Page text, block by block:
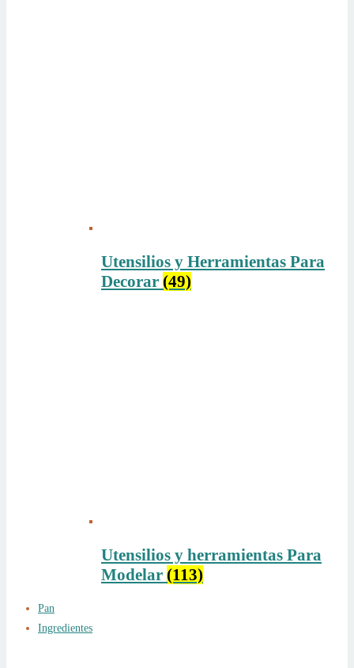
Utensilios y Herramientas Para
Decorar (49)
Utensilios y herramientas Para
Modelar (113)
Pan
Ingredientes